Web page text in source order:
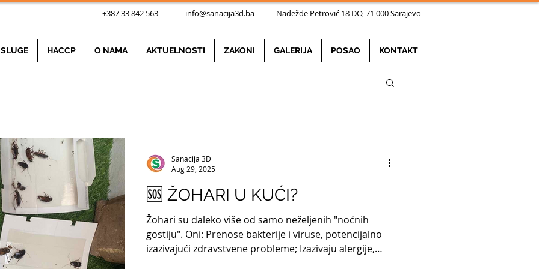
+387 33 842 563 info@sanacija3d.ba Nadežde Petrović 18 DO, 71 000 Sarajevo
HACCP O NAMA AKTUELNOSTI ZAKONI GALERIJA POSAO KONTAKT
🆘 ŽOHARI U KUĆI?
Žohari su daleko više od samo neželjenih "noćnih
gostiju". Oni: Prenose bakterije i viruse, potencijalno
izazivajući zdravstvene probleme; Izazivaju alergije,
Sanacija 3D
Aug 29, 2025